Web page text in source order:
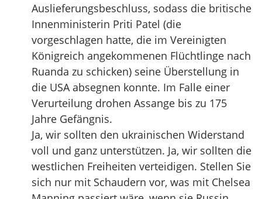
Auslieferungsbeschluss, sodass die britische
Innenministerin Priti Patel (die
vorgeschlagen hatte, die im Vereinigten
Königreich angekommenen Flüchtlinge nach
Ruanda zu schicken) seine Überstellung in
die USA absegnen konnte. Im Falle einer
Verurteilung drohen Assange bis zu 175
Jahre Gefängnis.
Ja, wir sollten den ukrainischen Widerstand
voll und ganz unterstützen. Ja, wir sollten die
westlichen Freiheiten verteidigen. Stellen Sie
sich nur mit Schaudern vor, was mit Chelsea